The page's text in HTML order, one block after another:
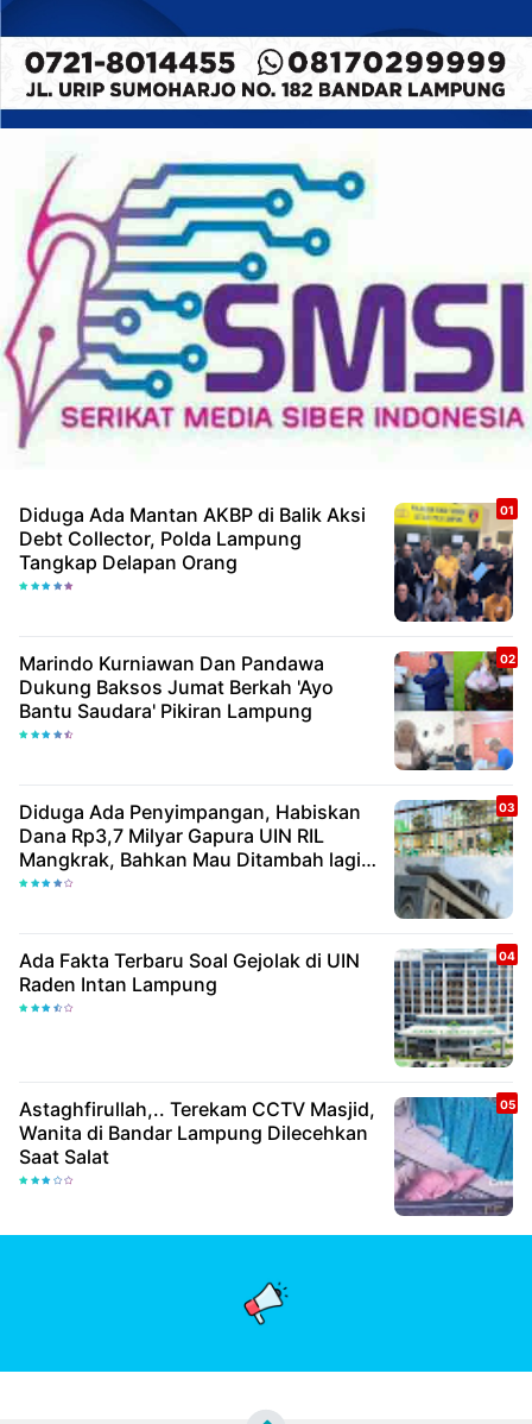
Diduga Ada Mantan AKBP di Balik Aksi
Debt Collector, Polda Lampung
Tangkap Delapan Orang
Marindo Kurniawan Dan Pandawa
Dukung Baksos Jumat Berkah 'Ayo
Bantu Saudara' Pikiran Lampung
Diduga Ada Penyimpangan, Habiskan
Dana Rp3,7 Milyar Gapura UIN RIL
Mangkrak, Bahkan Mau Ditambah lagi 7
Milyar
Ada Fakta Terbaru Soal Gejolak di UIN
Raden Intan Lampung
Astaghfirullah,.. Terekam CCTV Masjid,
Wanita di Bandar Lampung Dilecehkan
Saat Salat